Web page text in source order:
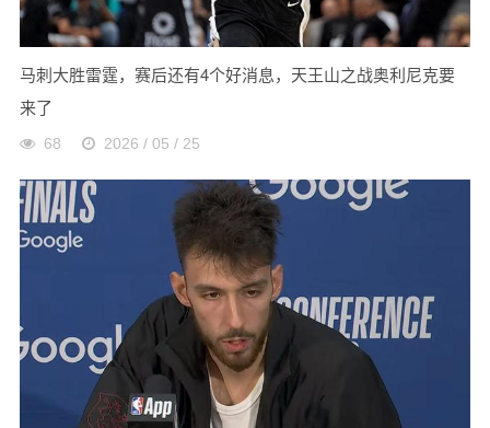
马刺大胜雷霆，赛后还有4个好消息，天王山之战奥利尼克要
来了
68 2026 / 05 / 25